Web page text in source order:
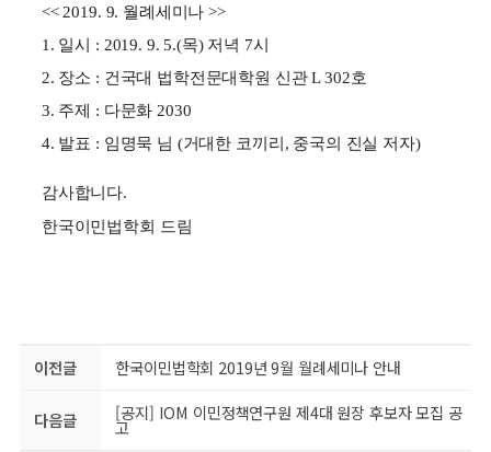
<< 2019. 9. 월례세미나 >>
1. 일시 : 2019. 9. 5.(목) 저녁 7시
2. 장소 : 건국대 법학전문대학원 신관 L 302호
3. 주제 : 다문화 2030
4. 발표 : 임명묵 님 (거대한 코끼리, 중국의 진실 저자)
감사합니다.
한국이민법학회 드림
이전글 한국이민법학회 2019년 9월 월례세미나 안내
다음글 [공지] IOM 이민정책연구원 제4대 원장 후보자 모집 공
고